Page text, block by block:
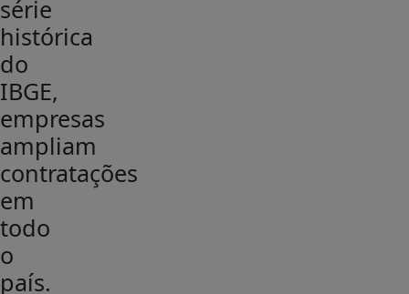
série
histórica
do
IBGE,
empresas
ampliam
contratações
em
todo
o
país.